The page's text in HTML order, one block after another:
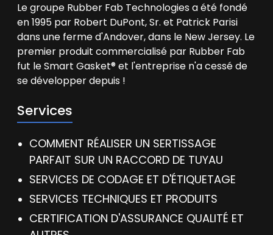
Le groupe Rubber Fab Technologies a été fondé
en 1995 par Robert DuPont, Sr. et Patrick Parisi
dans une ferme d'Andover, dans le New Jersey. Le
premier produit commercialisé par Rubber Fab
fut le Smart Gasket® et l'entreprise n'a cessé de
se développer depuis !
Services
COMMENT RÉALISER UN SERTISSAGE
PARFAIT SUR UN RACCORD DE TUYAU
SERVICES DE CODAGE ET D'ÉTIQUETAGE
SERVICES TECHNIQUES ET PRODUITS
CERTIFICATION D'ASSURANCE QUALITÉ ET